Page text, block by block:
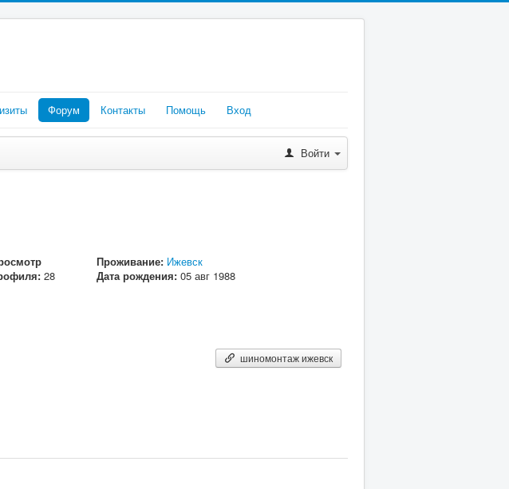
Форум Контакты Помощь Вход
Войти
28
Проживание: Ижевск
Дата рождения: 05 авг 1988
шиномонтаж ижевск